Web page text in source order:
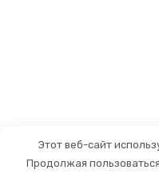
Этот веб-сайт
Продолжая